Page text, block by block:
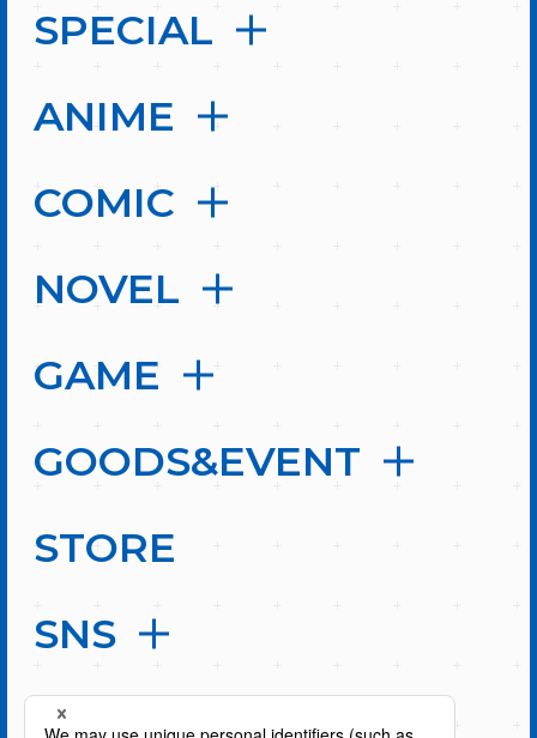
SPECIAL
ANIME
COMIC
NOVEL
GAME
GOODS&EVENT
STORE
SNS